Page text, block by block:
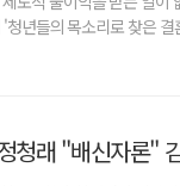
년들의 목소리로 찾은 결
청래 "배신자론"